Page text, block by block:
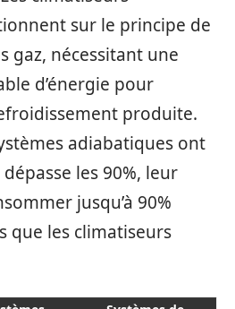
sur le principe de
gaz, nécessitant une
d’énergie pour
produite.
adiabatiques ont
les 90%, leur
jusqu’à 90%
que les climatiseurs